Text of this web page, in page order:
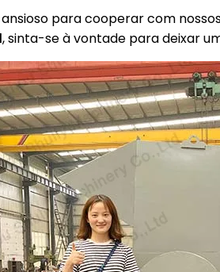
para cooperar com
, sinta-se à vontade para deixar